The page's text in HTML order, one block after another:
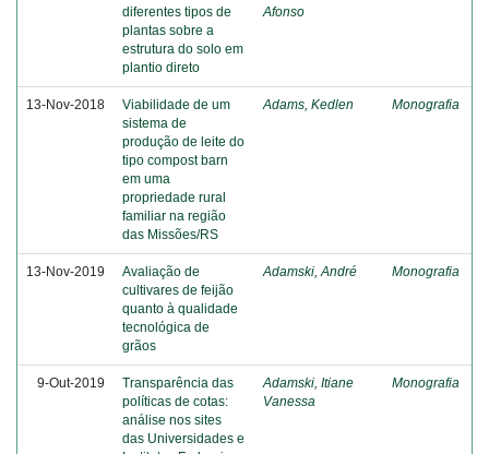
diferentes tipos de
plantas sobre a
estrutura do solo em
plantio direto
Afonso
13-Nov-2018
Viabilidade de um
sistema de
produção de leite do
tipo compost barn
em uma
propriedade rural
familiar na região
das Missões/RS
Adams, Kedlen Monografia
13-Nov-2019
Avaliação de
cultivares de feijão
quanto à qualidade
tecnológica de
grãos
Adamski, André Monografia
9-Out-2019
Transparência das
políticas de cotas:
análise nos sites
das Universidades e
Adamski, Itiane
Vanessa
Monografia